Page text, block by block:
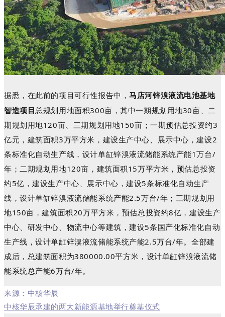
据悉，在此前的项目可行性报告中，马店河锌溴液流电池基地
智造项目总规划用地面积300亩，其中一期规划用地30亩、二
期规划用地120亩、三期规划用地150亩；一期预估总投资约3
亿元，建筑面积3万平方米，建设生产中心、展示中心，建设2
条标准化自动生产线，设计单缸锌溴液流储能系统产能1万台/
年；二期规划用地120亩，建筑面积15万平方米，预估总投资
约5亿，建设生产中心、展示中心，建设5条标准化自动生产
线，设计单缸锌溴液流储能系统产能2.5万台/年；三期规划用
地150亩，建筑面积20万平方米，预估总投资约8亿，建设生产
中心、研发中心、物流中心等建筑，建设5条国产化标准化自动
生产线，设计单缸锌溴液流储能系统产能2.5万台/年。全部建
成后，总建筑面积为380000.00平方米，设计单缸锌溴液流储
能系统总产能6万台/年。
来源： 中核华辰
中核华辰承建的两大新能源基地举行奠基仪式